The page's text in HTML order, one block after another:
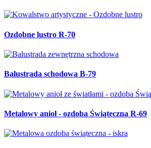
Ozdobne lustro R-70
Balustrada schodowa B-79
Metalowy anioł - ozdoba Świąteczna R-69